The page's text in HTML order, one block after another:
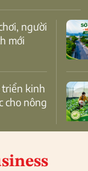
mới
cho nông